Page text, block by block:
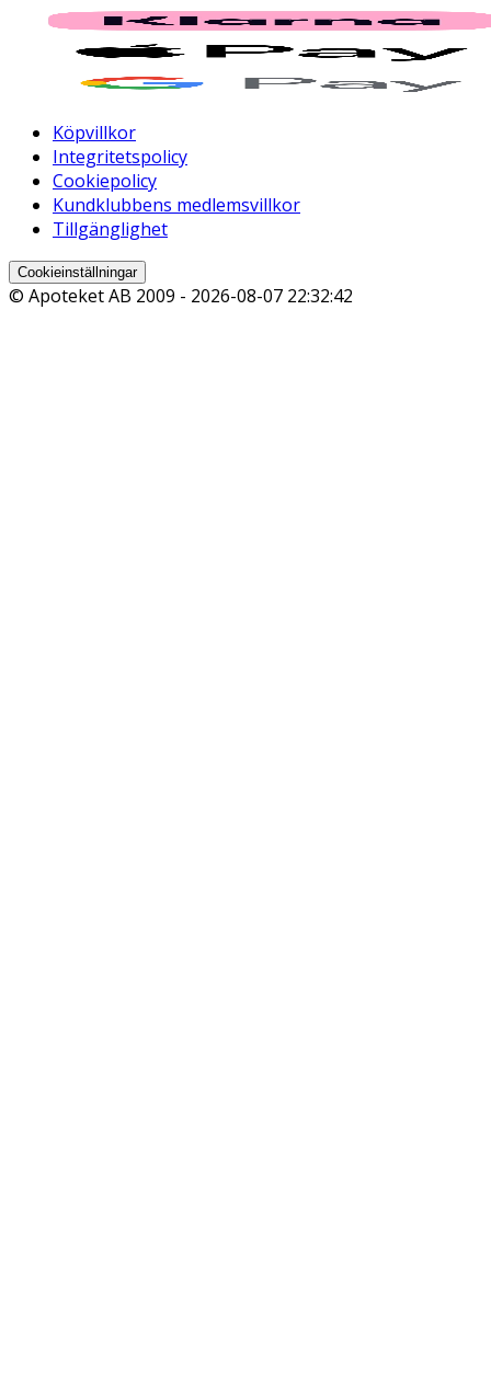
Köpvillkor
Integritetspolicy
Cookiepolicy
Kundklubbens medlemsvillkor
Tillgänglighet
Cookieinställningar
© Apoteket AB 2009 - 2026-08-07 22:32:42